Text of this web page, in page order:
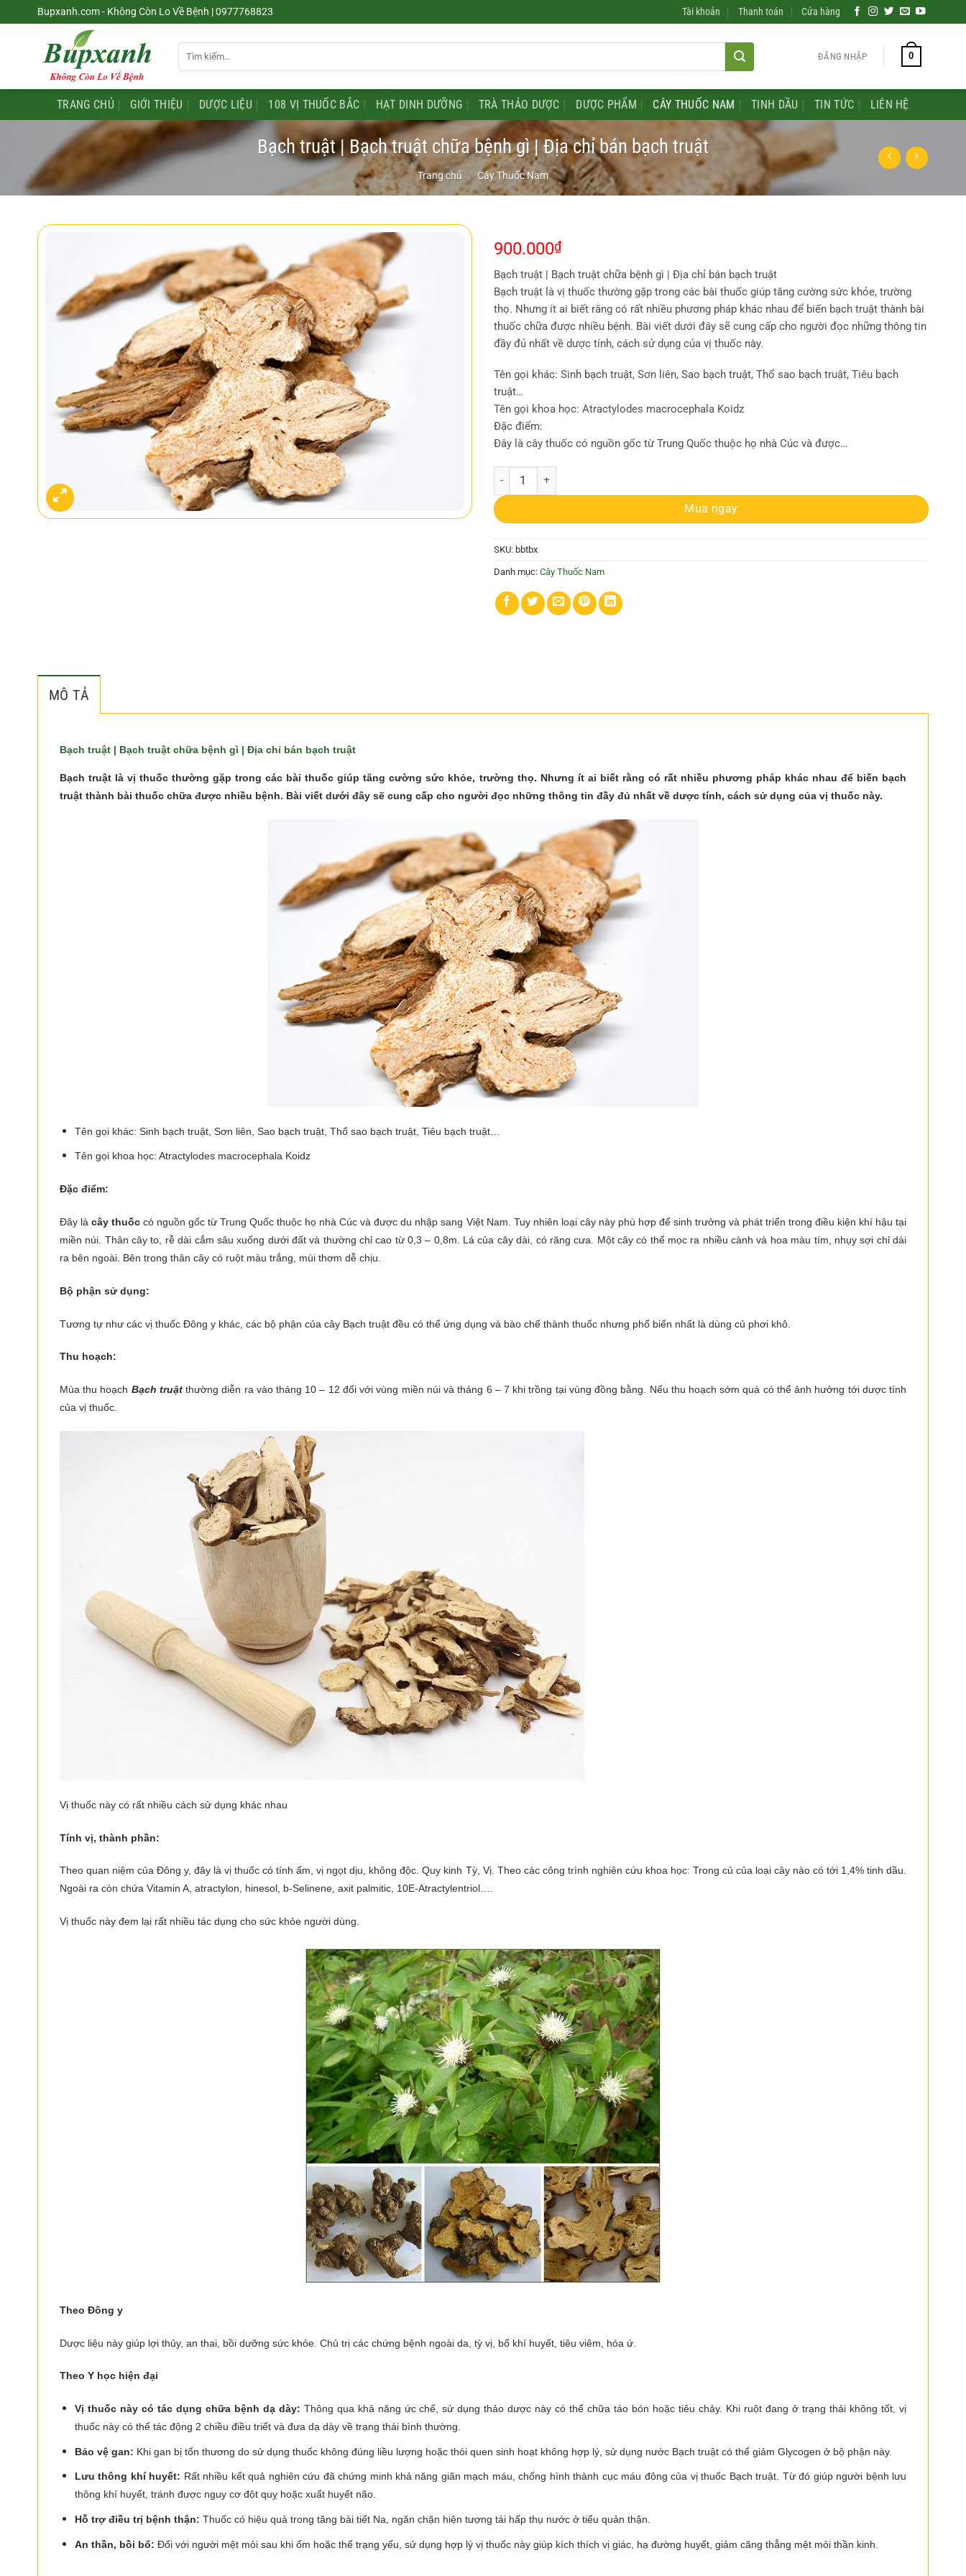
đến
Bupxanh.com - Không Còn Lo Về Bệnh | 0977768823 Tài khoản Thanh toán Cửa hàng
kiếm:
ĐĂNG NHẬP 0
TRANG CHỦ GIỚI THIỆU DƯỢC LIỆU 108 VỊ THUỐC BẮC HẠT DINH DƯỠNG TRÀ THẢO DƯỢC DƯỢC PHẨM CÂY THUỐC NAM TINH DẦU TIN TỨC LIÊN HỆ
Bạch truật | Bạch truật chữa bệnh gì | Địa chỉ bán bạch truật
Trang chủ / Cây Thuốc Nam
900.000₫
Bạch truật | Bạch truật chữa bệnh gì | Địa chỉ bán bạch truật
Bạch truật là vị thuốc thường gặp trong các bài thuốc giúp tăng cường sức khỏe, trường
thọ. Nhưng ít ai biết rằng có rất nhiều phương pháp khác nhau để biến bạch truật thành bài
thuốc chữa được nhiều bệnh. Bài viết dưới đây sẽ cung cấp cho người đọc những thông tin
đầy đủ nhất về dược tính, cách sử dụng của vị thuốc này.
Tên gọi khác: Sinh bạch truật, Sơn liên, Sao bạch truật, Thổ sao bạch truật, Tiêu bạch
truật…
Tên gọi khoa học: Atractylodes macrocephala Koidz
Đặc điểm:
Đây là cây thuốc có nguồn gốc từ Trung Quốc thuộc họ nhà Cúc và được…
Bạch truật | Bạch truật chữa bệnh gì | Địa chỉ bán bạch truật số lượng
Mua ngay
SKU: bbtbx
Danh mục: Cây Thuốc Nam
MÔ TẢ
Bạch truật | Bạch truật chữa bệnh gì | Địa chỉ bán bạch truật
Bạch truật là vị thuốc thường gặp trong các bài thuốc giúp tăng cường sức khỏe, trường thọ. Nhưng ít ai biết rằng có rất nhiều phương pháp khác nhau để biến bạch
truật thành bài thuốc chữa được nhiều bệnh. Bài viết dưới đây sẽ cung cấp cho người đọc những thông tin đầy đủ nhất về dược tính, cách sử dụng của vị thuốc này.
Tên gọi khác: Sinh bạch truật, Sơn liên, Sao bạch truật, Thổ sao bạch truật, Tiêu bạch truật…
Tên gọi khoa học: Atractylodes macrocephala Koidz
Đặc điểm:
Đây làcây thuốccó nguồn gốc từ Trung Quốc thuộc họ nhà Cúc và được du nhập sang Việt Nam. Tuy nhiên loại cây này phù hợp để sinh trưởng và phát triển trong điều kiện khí hậu tại
miền núi. Thân cây to, rễ dài cắm sâu xuống dưới đất và thường chỉ cao từ 0,3 – 0,8m. Lá của cây dài, có răng cưa. Một cây có thể mọc ra nhiều cành và hoa màu tím, nhụy sợi chỉ dài
ra bên ngoài. Bên trong thân cây có ruột màu trắng, mùi thơm dễ chịu.
Bộ phận sử dụng:
Tương tự như các vị thuốc Đông y khác, các bộ phận của cây Bạch truật đều có thể ứng dụng và bào chế thành thuốc nhưng phổ biến nhất là dùng củ phơi khô.
Thu hoạch:
Mùa thu hoạch Bạch truậtthường diễn ra vào tháng 10 – 12 đối với vùng miền núi và tháng 6 – 7 khi trồng tại vùng đồng bằng. Nếu thu hoạch sớm quá có thể ảnh hưởng tới dược tính
của vị thuốc.
Vị thuốc này có rất nhiều cách sử dụng khác nhau
Tính vị, thành phần:
Theo quan niệm của Đông y, đây là vị thuốc có tính ấm, vị ngọt dịu, không độc. Quy kinh Tỳ, Vị. Theo các công trình nghiên cứu khoa học: Trong củ của loại cây nào có tới 1,4% tinh dầu.
Ngoài ra còn chứa Vitamin A, atractylon, hinesol, b-Selinene, axit palmitic, 10E-Atractylentriol….
Vị thuốc này đem lại rất nhiều tác dụng cho sức khỏe người dùng.
Theo Đông y
Dược liệu này giúp lợi thủy, an thai, bồi dưỡng sức khỏe. Chủ trị các chứng bệnh ngoài da, tỳ vị, bổ khí huyết, tiêu viêm, hóa ứ.
Theo Y học hiện đại
Vị thuốc này có tác dụng chữa bệnh dạ dày: Thông qua khả năng ức chế, sử dụng thảo dược này có thể chữa táo bón hoặc tiêu chảy. Khi ruột đang ở trạng thái không tốt, vị
thuốc này có thể tác động 2 chiều điều triết và đưa dạ dày về trạng thái bình thường.
Bảo vệ gan: Khi gan bị tổn thương do sử dụng thuốc không đúng liều lượng hoặc thói quen sinh hoạt không hợp lý, sử dụng nước Bạch truật có thể giảm Glycogen ở bộ phận này.
Lưu thông khí huyết: Rất nhiều kết quả nghiên cứu đã chứng minh khả năng giãn mạch máu, chống hình thành cục máu đông của vị thuốc Bạch truật. Từ đó giúp người bệnh lưu
thông khí huyết, tránh được nguy cơ đột quỵ hoặc xuất huyết não.
Hỗ trợ điều trị bệnh thận: Thuốc có hiệu quả trong tăng bài tiết Na, ngăn chặn hiện tượng tái hấp thụ nước ở tiểu quản thận.
An thần, bồi bổ: Đối với người mệt mỏi sau khi ốm hoặc thể trạng yếu, sử dụng hợp lý vị thuốc này giúp kích thích vị giác, hạ đường huyết, giảm căng thẳng mệt mỏi thần kinh.